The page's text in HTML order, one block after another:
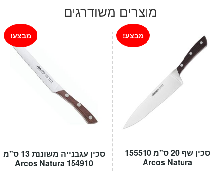
הוא:
₪199.
מוצרים משודרגים
סכין עגבנייה משוננת 13 ס"מ
154910 Arcos Natura
מבצע!
סכין שף 20 ס"מ 155510
Arcos Natura
מבצע!